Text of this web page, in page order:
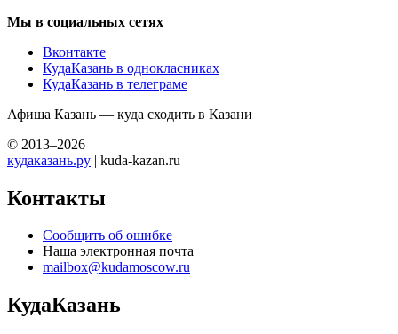
Мы в социальных сетях
Вконтакте
КудаКазань в однокласниках
КудаКазань в телеграме
Афиша Казань — куда сходить в Казани
© 2013–2026
кудаказань.ру | kuda-kazan.ru
Контакты
Сообщить об ошибке
Наша электронная почта
mailbox@kudamoscow.ru
КудаКазань